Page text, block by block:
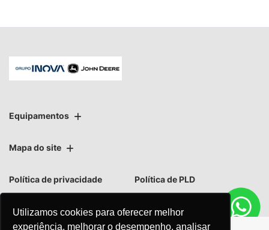
Utilizamos cookies para oferecer melhor
experiência, melhorar o desempenho, analisar
Equipamentos
Mapa do site
Política de privacidade Política de PLD